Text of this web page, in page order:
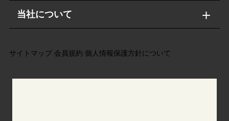
当社について
サイトマップ 会員規約 個人情報保護方針について